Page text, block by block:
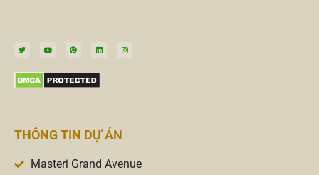
THÔNG TIN DỰ ÁN
Masteri Grand Avenue